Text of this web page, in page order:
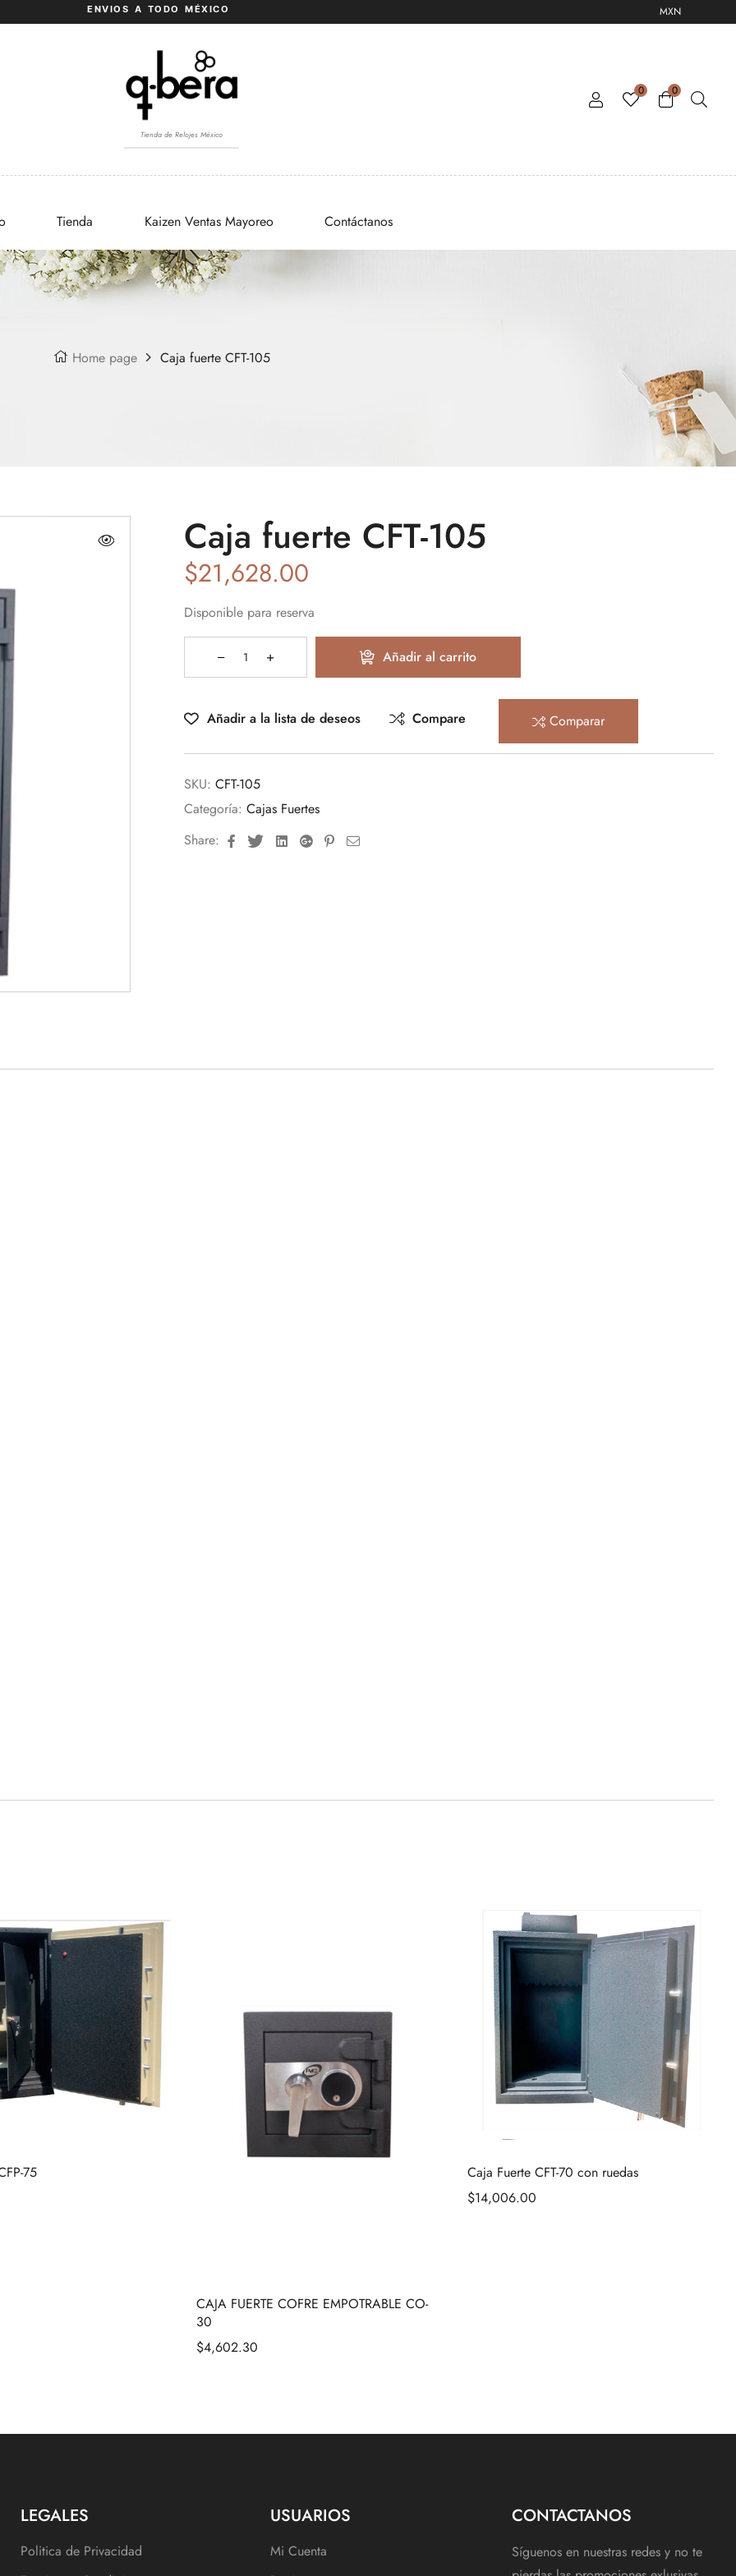
ENVIOS A TODO MÉXICO MXN
Tienda de Relojes México
0 0
Tienda Kaizen Ventas Mayoreo Contáctanos
Home page Caja fuerte CFT-105
Caja fuerte CFT-105
$21,628.00
Disponible para reserva
Añadir al carrito
Añadir a la lista de deseos Compare Comparar
SKU: CFT-105
Categoría: Cajas Fuertes
Share:
FacebookTwitterLinkedinGoogle+Pinterest
Email
75
CAJA FUERTE COFRE EMPOTRABLE CO-
30
$4,602.30
Caja Fuerte CFT-70 con ruedas
$14,006.00
LEGALES
Politica de Privacidad
USUARIOS
Mi Cuenta
CONTACTANOS
Síguenos en nuestras redes y no te